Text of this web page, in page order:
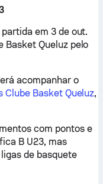
em 3 de out.
Basket Queluz pelo
acompanhar o
Clube Basket Queluz,
com pontos e
B U23, mas
de basquete